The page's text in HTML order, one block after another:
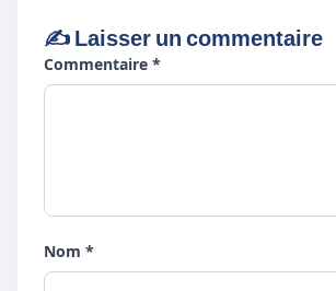
✍️ Laisser un commentaire
Commentaire *
Nom *